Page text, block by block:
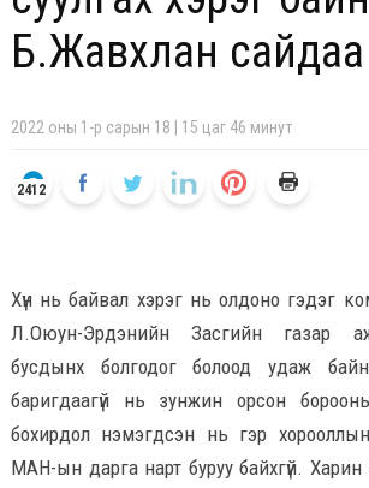
Б.Жавхлан сайдаа
2022 оны 1-р сарын 18 | 15 цаг 46 минут
2412
Хүн нь байвал хэрэг нь олдоно гэдэг
Л.Оюун-Эрдэнийн Засгийн газар
бусдынх болгодог болоод удаж
баригдаагүй нь зунжин орсон
бохирдол нэмэгдсэн нь гэр
МАН-ын дарга нарт буруу байхгүй. Харин